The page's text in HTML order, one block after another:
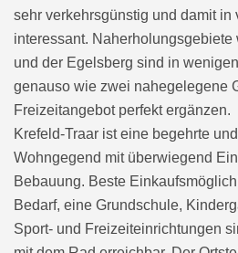
sehr verkehrsgünstig und damit
interessant. Naherholungsgebiete
und der Egelsberg sind in
genauso wie zwei nahegelegene
Freizeitangebot perfekt ergänzen.
Krefeld-Traar ist eine begehrte
Wohngegend mit überwiegend
Bebauung. Beste
Bedarf, eine Grundschule,
Sport- und Freizeiteinrichtungen